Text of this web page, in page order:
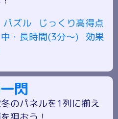
パズル
じっくり高得点
中・長時間(3分～)
効果
閃
のパネルを1列に揃え